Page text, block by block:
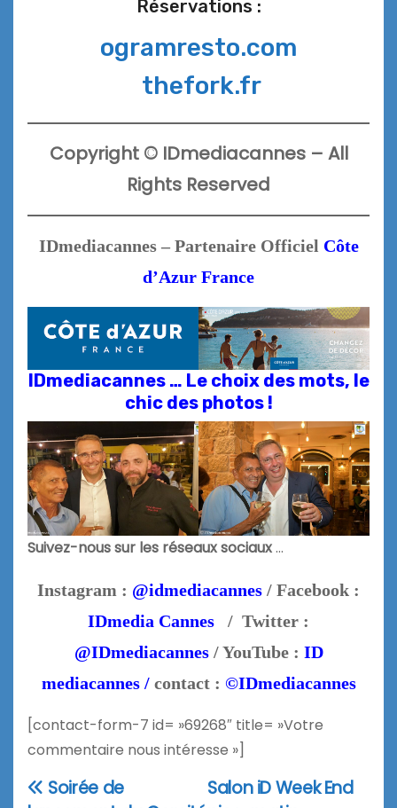
Réservations :
ogramresto.com
thefork.fr
Copyright © IDmediacannes – All
Rights Reserved
IDmediacannes – Partenaire Officiel Côte
d’Azur France
IDmediacannes … Le choix des mots, le
chic des photos !
Suivez-nous sur les réseaux sociaux…
Instagram : @idmediacannes / Facebook :
IDmedia Cannes / Twitter :
@IDmediacannes/ YouTube : ID
mediacannes / contact : ©IDmediacannes
[contact-form-7 id= »69268″ title= »Votre
commentaire nous intéresse »]
Navigation
Salon iD Week End
Soirée de